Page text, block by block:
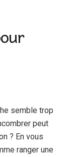
semble trop
peut
? En vous
ranger une